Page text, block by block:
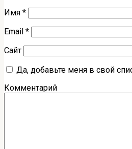
Имя *
Email *
Сайт
Да, добавьте меня в свой
Комментарий